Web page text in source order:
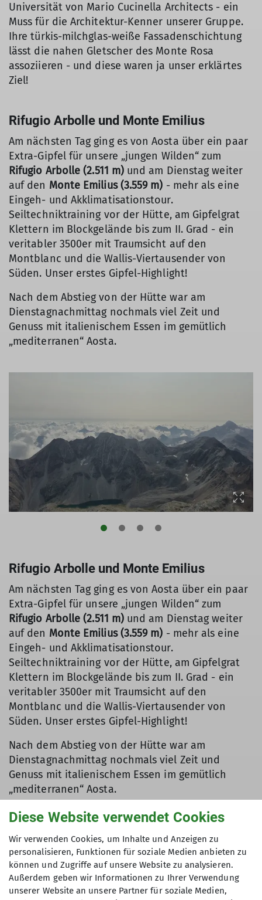
Universität von Mario Cucinella Architects - ein
Muss für die Architektur-Kenner unserer Gruppe.
Ihre türkis-milchglas-weiße Fassadenschichtung
lässt die nahen Gletscher des Monte Rosa
assoziieren - und diese waren ja unser erklärtes
Ziel!
Rifugio Arbolle und Monte Emilius
Am nächsten Tag ging es von Aosta über ein paar
Extra-Gipfel für unsere „jungen Wilden“ zum
Rifugio Arbolle (2.511 m) und am Dienstag weiter
auf den Monte Emilius (3.559 m) - mehr als eine
Eingeh- und Akklimatisationstour.
Seiltechniktraining vor der Hütte, am Gipfelgrat
Klettern im Blockgelände bis zum II. Grad - ein
veritabler 3500er mit Traumsicht auf den
Montblanc und die Wallis-Viertausender von
Süden. Unser erstes Gipfel-Highlight!
Nach dem Abstieg von der Hütte war am
Dienstagnachmittag nochmals viel Zeit und
Genuss mit italienischem Essen im gemütlich
„mediterranen“ Aosta.
Rifugio Arbolle und Monte Emilius
Am nächsten Tag ging es von Aosta über ein paar
Extra-Gipfel für unsere „jungen Wilden“ zum
Rifugio Arbolle (2.511 m) und am Dienstag weiter
auf den Monte Emilius (3.559 m) - mehr als eine
Eingeh- und Akklimatisationstour.
Seiltechniktraining vor der Hütte, am Gipfelgrat
Klettern im Blockgelände bis zum II. Grad - ein
veritabler 3500er mit Traumsicht auf den
Montblanc und die Wallis-Viertausender von
Süden. Unser erstes Gipfel-Highlight!
Nach dem Abstieg von der Hütte war am
Dienstagnachmittag nochmals viel Zeit und
Genuss mit italienischem Essen im gemütlich
„mediterranen“ Aosta.
Viertausender
Am Folgetag dann Wechsel der Talseite, Fahrt mit
dem Auto nach Staffal und von dort mit Seilbahn,
Diese Website verwendet Cookies
Wir verwenden Cookies, um Inhalte und Anzeigen zu
personalisieren, Funktionen für soziale Medien anbieten zu
können und Zugriffe auf unsere Website zu analysieren.
Außerdem geben wir Informationen zu Ihrer Verwendung
unserer Website an unsere Partner für soziale Medien,